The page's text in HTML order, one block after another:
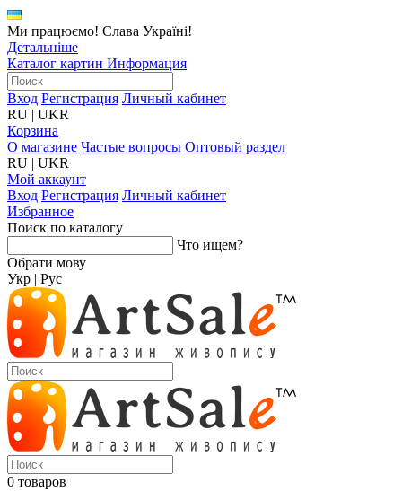
Ми працюємо! Слава Україні!
Детальніше
Каталог картин Информация
Вход Регистрация Личный кабинет
RU | UKR
Корзина
О магазине Частые вопросы Оптовый раздел
RU | UKR
Мой аккаунт
Вход Регистрация Личный кабинет
Избранное
Поиск по каталогу
Что ищем?
Обрати мову
Укр | Рус
0 товаров